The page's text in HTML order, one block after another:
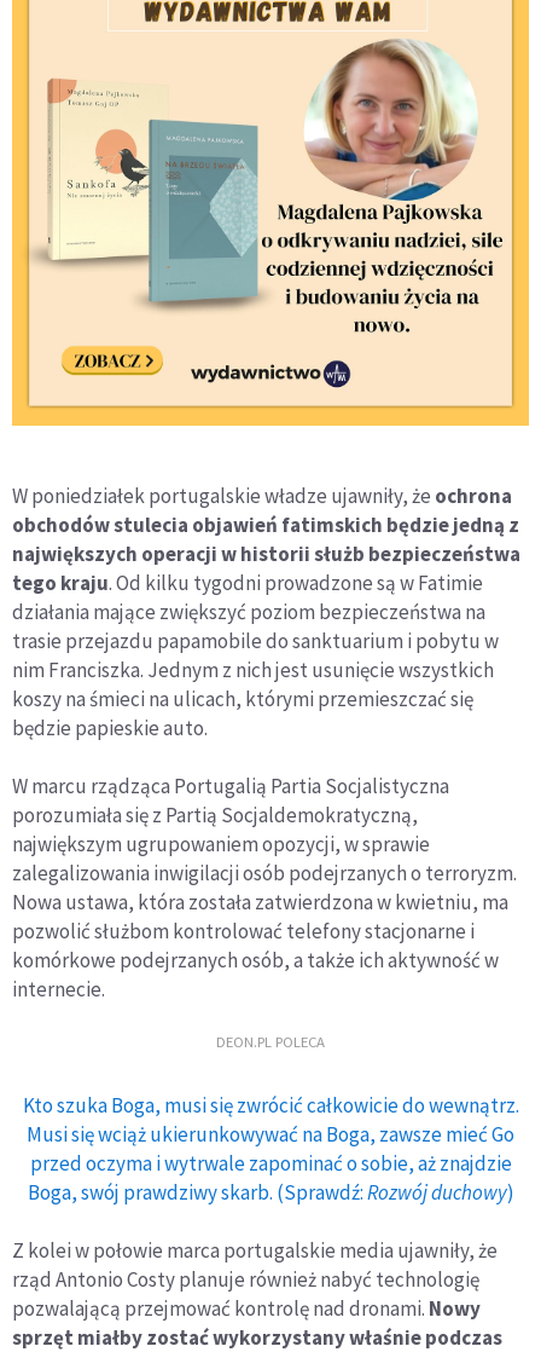
W poniedziałek portugalskie władze ujawniły, że ochrona
obchodów stulecia objawień fatimskich będzie jedną z
największych operacji w historii służb bezpieczeństwa
tego kraju. Od kilku tygodni prowadzone są w Fatimie
działania mające zwiększyć poziom bezpieczeństwa na
trasie przejazdu papamobile do sanktuarium i pobytu w
nim Franciszka. Jednym z nich jest usunięcie wszystkich
koszy na śmieci na ulicach, którymi przemieszczać się
będzie papieskie auto.
W marcu rządząca Portugalią Partia Socjalistyczna
porozumiała się z Partią Socjaldemokratyczną,
największym ugrupowaniem opozycji, w sprawie
zalegalizowania inwigilacji osób podejrzanych o terroryzm.
Nowa ustawa, która została zatwierdzona w kwietniu, ma
pozwolić służbom kontrolować telefony stacjonarne i
komórkowe podejrzanych osób, a także ich aktywność w
internecie.
DEON.PL POLECA
Kto szuka Boga, musi się zwrócić całkowicie do wewnątrz.
Musi się wciąż ukierunkowywać na Boga, zawsze mieć Go
przed oczyma i wytrwale zapominać o sobie, aż znajdzie
Boga, swój prawdziwy skarb. (Sprawdź:Rozwój duchowy)
Z kolei w połowie marca portugalskie media ujawniły, że
rząd Antonio Costy planuje również nabyć technologię
pozwalającą przejmować kontrolę nad dronami. Nowy
sprzęt miałby zostać wykorzystany właśnie podczas